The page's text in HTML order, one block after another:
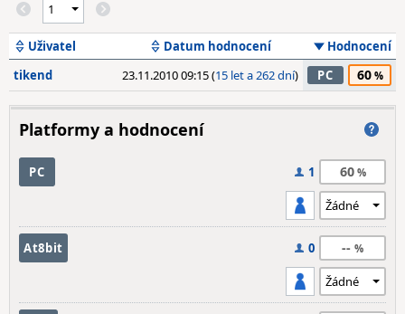
Uživatel Datum hodnocení
Hodnocení
tikend
23.11.2010 09:15 (15 let a 262 dní) PC 60
Platformy a hodnocení
PC 1 60
At8bit 0 --